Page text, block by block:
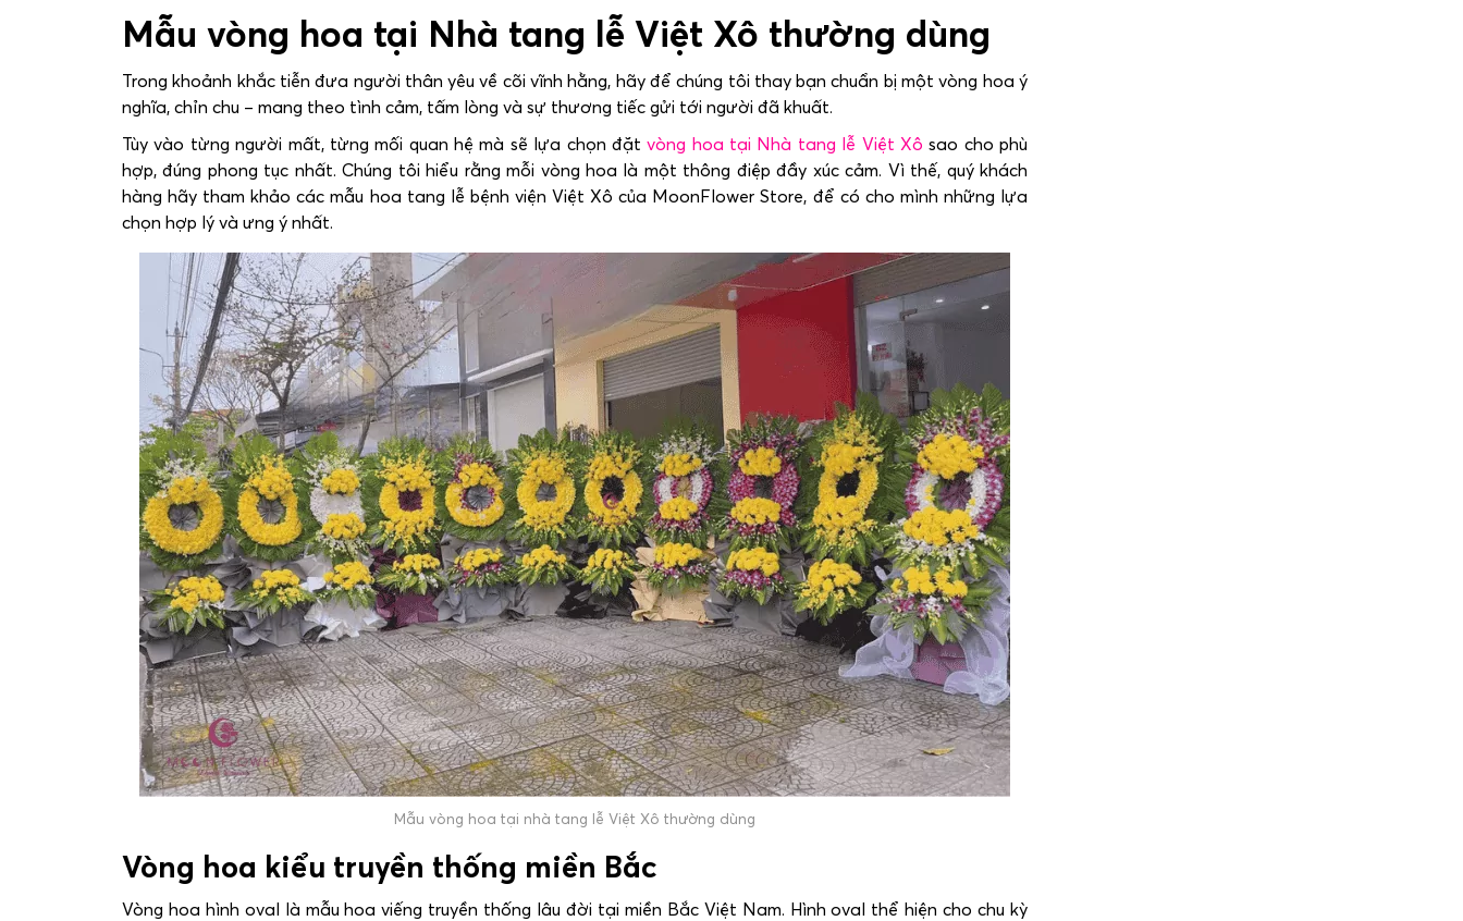
Mẫu vòng hoa tại Nhà tang lễ Việt Xô thường dùng
Trong khoảnh khắc tiễn đưa người thân yêu về cõi vĩnh hằng, hãy để chúng tôi thay bạn chuẩn bị một vòng hoa ý
nghĩa, chỉn chu – mang theo tình cảm, tấm lòng và sự thương tiếc gửi tới người đã khuất.
Tùy vào từng người mất, từng mối quan hệ mà sẽ lựa chọn đặtvòng hoa tại Nhà tang lễ Việt Xô sao cho phù
hợp, đúng phong tục nhất. Chúng tôi hiểu rằng mỗi vòng hoa là một thông điệp đầy xúc cảm. Vì thế, quý khách
hàng hãy tham khảo các mẫu hoa tang lễ bệnh viện Việt Xô của MoonFlower Store, để có cho mình những lựa
chọn hợp lý và ưng ý nhất.
Mẫu vòng hoa tại nhà tang lễ Việt Xô thường dùng
Vòng hoa kiểu truyền thống miền Bắc
Vòng hoa hình oval là mẫu hoa viếng truyền thống lâu đời tại miền Bắc Việt Nam. Hình oval thể hiện cho chu kỳ